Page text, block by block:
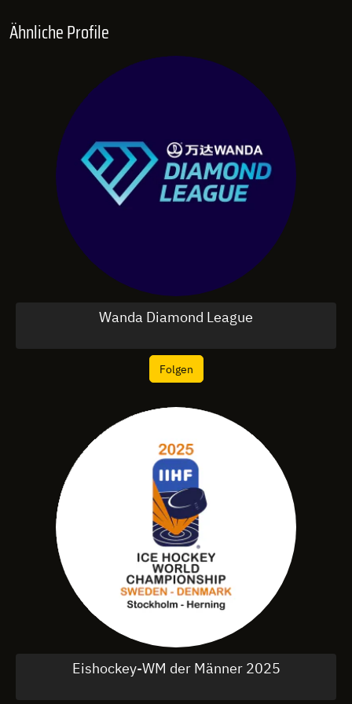
Ähnliche Profile
Wanda Diamond League
Folgen
Eishockey-WM der Männer 2025